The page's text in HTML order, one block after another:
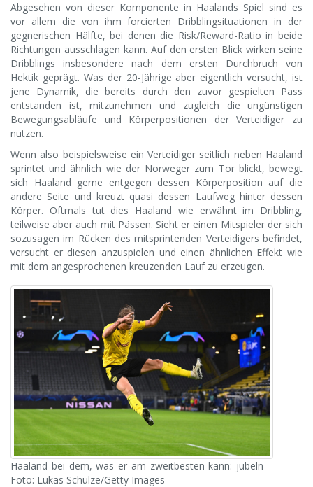
Abgesehen von dieser Komponente in Haalands Spiel sind es
vor allem die von ihm forcierten Dribblingsituationen in der
gegnerischen Hälfte, bei denen die Risk/Reward-Ratio in beide
Richtungen ausschlagen kann. Auf den ersten Blick wirken seine
Dribblings insbesondere nach dem ersten Durchbruch von
Hektik geprägt. Was der 20-Jährige aber eigentlich versucht, ist
jene Dynamik, die bereits durch den zuvor gespielten Pass
entstanden ist, mitzunehmen und zugleich die ungünstigen
Bewegungsabläufe und Körperpositionen der Verteidiger zu
nutzen.
Wenn also beispielsweise ein Verteidiger seitlich neben Haaland
sprintet und ähnlich wie der Norweger zum Tor blickt, bewegt
sich Haaland gerne entgegen dessen Körperposition auf die
andere Seite und kreuzt quasi dessen Laufweg hinter dessen
Körper. Oftmals tut dies Haaland wie erwähnt im Dribbling,
teilweise aber auch mit Pässen. Sieht er einen Mitspieler der sich
sozusagen im Rücken des mitsprintenden Verteidigers befindet,
versucht er diesen anzuspielen und einen ähnlichen Effekt wie
mit dem angesprochenen kreuzenden Lauf zu erzeugen.
Haaland bei dem, was er am zweitbesten kann: jubeln –
Foto: Lukas Schulze/Getty Images